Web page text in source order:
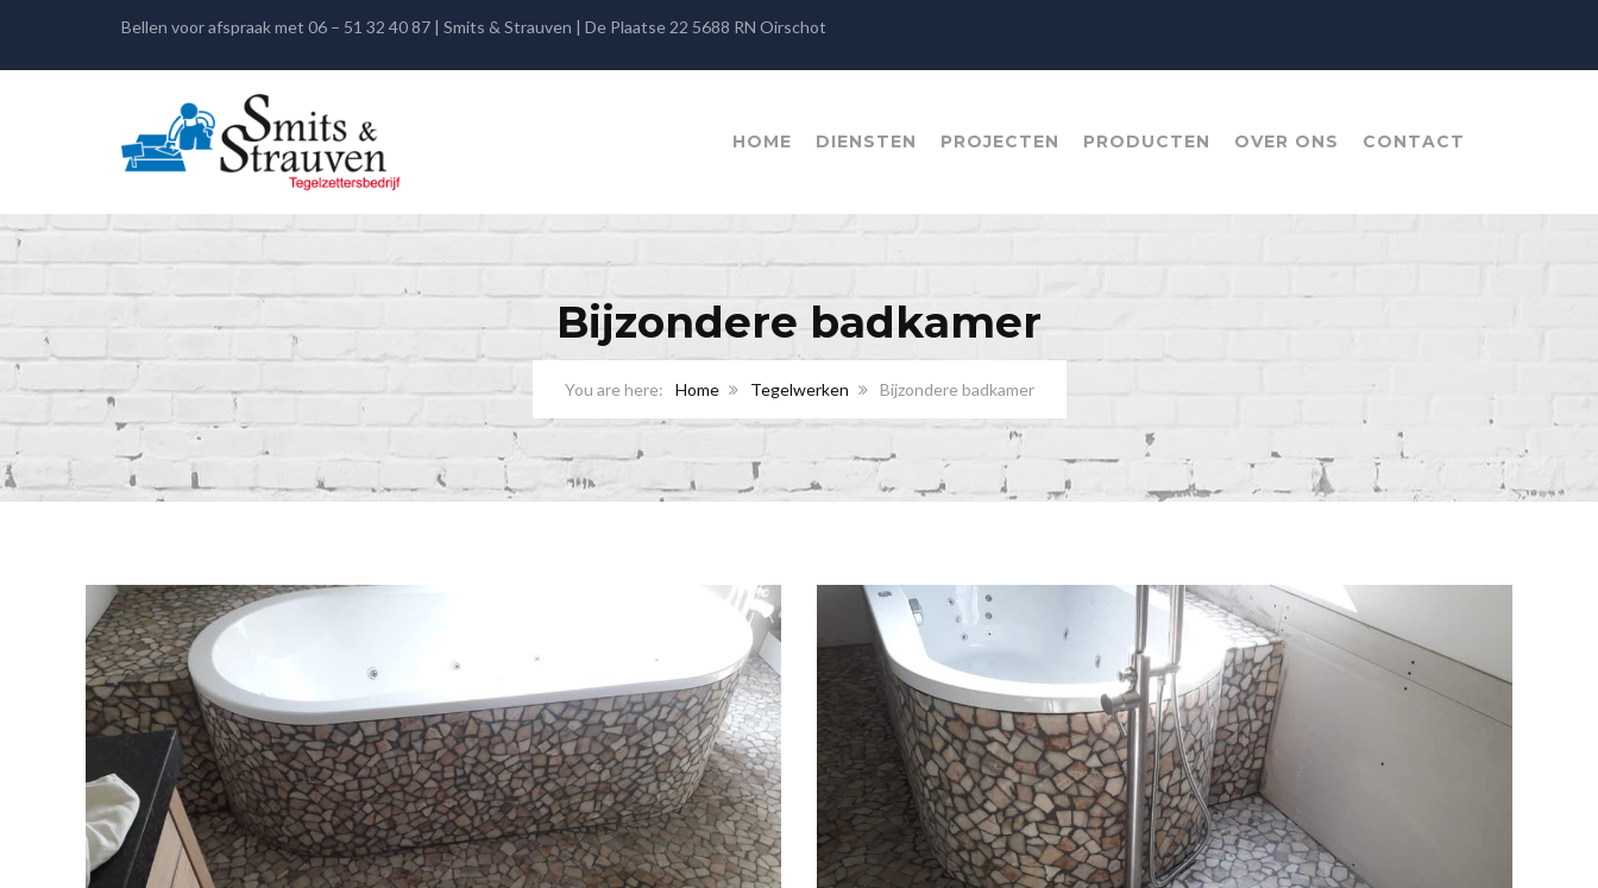
Bellen voor afspraak met 06 – 51 32 40 87 | Smits & Strauven | De Plaatse 22 5688 RN Oirschot
HOME DIENSTEN PROJECTEN PRODUCTEN OVER ONS CONTACT
Bijzondere badkamer
Home Tegelwerken Bijzondere badkamer